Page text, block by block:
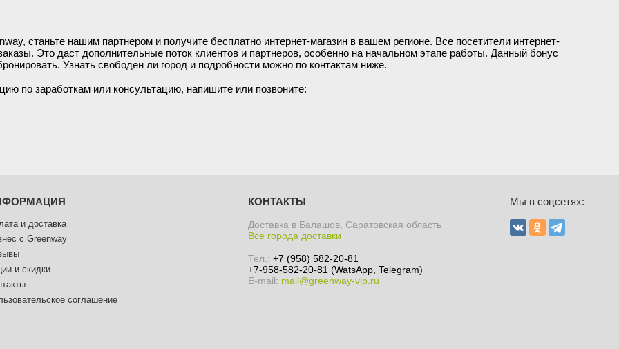
станьте нашим партнером и получите бесплатно интернет-магазин в вашем регионе. Все посетители интернет-
Это даст дополнительные поток клиентов и партнеров, особенно на начальном этапе работы. Данный бонус
Узнать свободен ли город и подробности можно по контактам ниже.
по заработкам или консультацию, напишите или позвоните:
и доставка
с Greenway
и скидки
соглашение
КОНТАКТЫ
Доставка в Балашов, Саратовская область
Все города доставки
Тел.:+7 (958) 582-20-81
+7-958-582-20-81 (WatsApp, Telegram)
E-mail: mail@greenway-vip.ru
Мы в соцсетях: